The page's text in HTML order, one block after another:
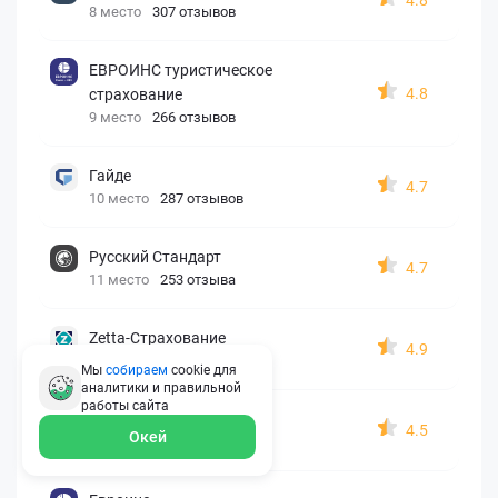
8 место 307 отзывов
ЕВРОИНС туристическое
страхование
9 место 266 отзывов
4.8
Гайде
10 место 287 отзывов
4.7
Русский Стандарт
11 место 253 отзыва
4.7
Zetta-Страхование
162 отзыва
4.9
СберСтрахование
13 место 326 отзывов
4.5
Мы собираем cookie для
аналитики и правильной
работы сайта
Окей